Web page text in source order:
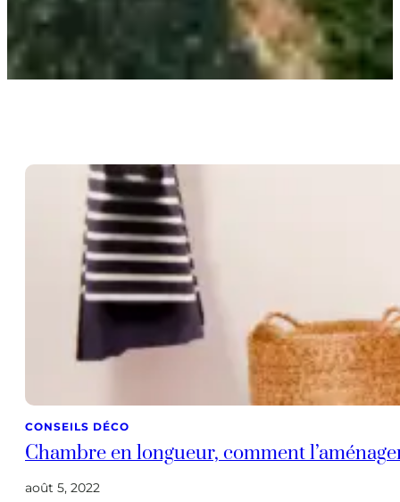
CONSEILS DÉCO
Chambre en longueur, comment
août 5, 2022